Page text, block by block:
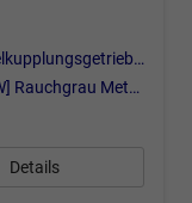
Doppelkupplungsgetriebe (DSG)
[5W5W] Rauchgrau Metallic
Details